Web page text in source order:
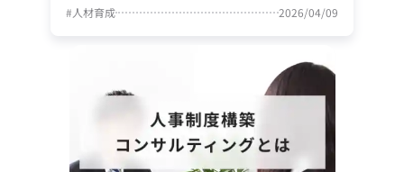
#人材育成 2026/04/09